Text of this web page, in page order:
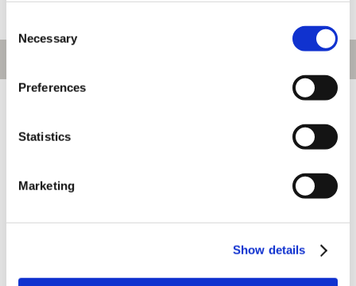
Selection
Necessary
Preferences
Statistics
Marketing
Show details